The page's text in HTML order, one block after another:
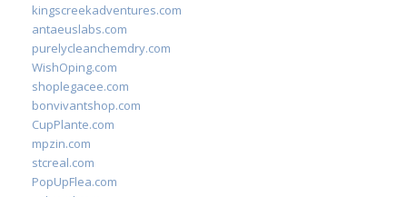
kingscreekadventures.com
antaeuslabs.com
purelycleanchemdry.com
WishOping.com
shoplegacee.com
bonvivantshop.com
CupPlante.com
mpzin.com
stcreal.com
PopUpFlea.com